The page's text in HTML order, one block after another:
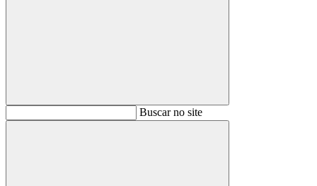
BuscarBuscar no site